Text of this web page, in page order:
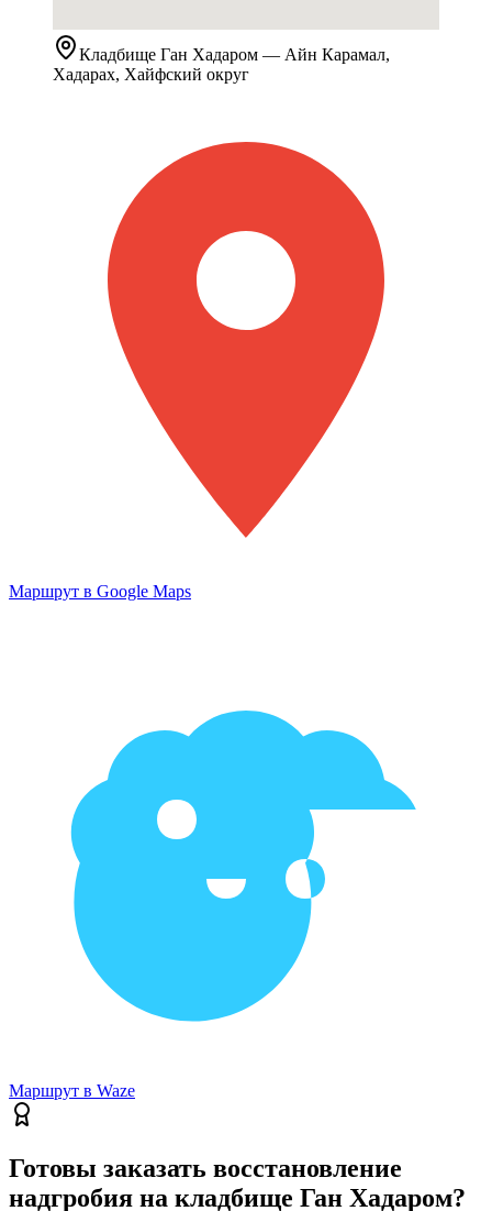
Кладбище Ган Хадаром — Айн Карамал,
Хадарах, Хайфский округ
Маршрут в Google Maps
Маршрут в Waze
Готовы заказать восстановление
надгробия на кладбище Ган Хадаром?